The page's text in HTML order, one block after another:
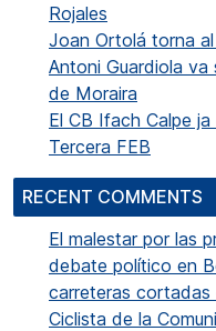
Rojales
Joan Ortolá torna
Antoni Guardiola va
de Moraira
El CB Ifach Calpe
Tercera FEB
RECENT COMMENTS
El malestar por las
debate político en
carreteras cortadas
Ciclista de la